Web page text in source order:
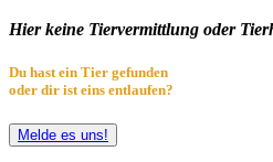
Hier keine Tiervermittlung oder
Du hast ein Tier gefunden
oder dir ist eins entlaufen?
Melde es uns!